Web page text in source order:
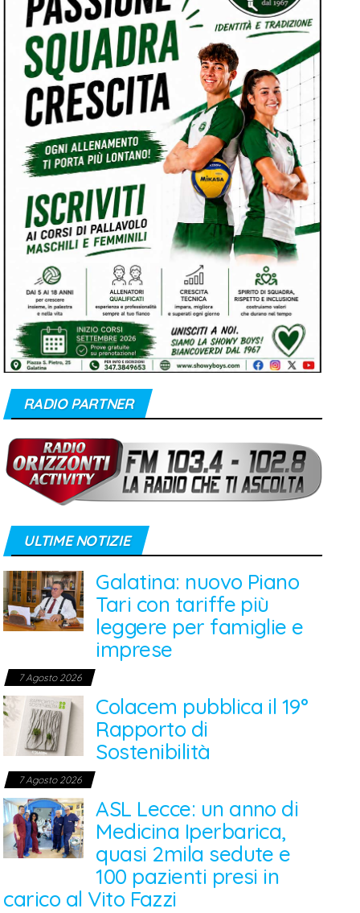
RADIO PARTNER
ULTIME NOTIZIE
Galatina: nuovo Piano
Tari con tariffe più
leggere per famiglie e
imprese
7 Agosto 2026
Colacem pubblica il 19°
Rapporto di
Sostenibilità
7 Agosto 2026
ASL Lecce: un anno di
Medicina Iperbarica,
quasi 2mila sedute e
100 pazienti presi in
carico al Vito Fazzi